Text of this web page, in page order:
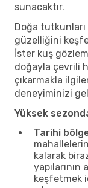
sunacaktır.
Doğa
güzelliğini
İster kuş
doğayla çevrili
çıkarmakla
deneyiminizi
Yüksek
Tarihi
kalarak
keşfetmek